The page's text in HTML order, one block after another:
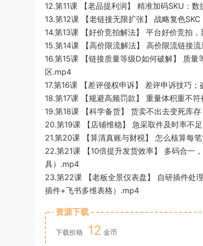
12.第11课 【老品提利润】 精准加码SKU：
13.第12课 【老链接无限扩张】 战略复色
14.第13课 【好价竞拍解法】 平台好价竞拍
15.第14课 【高价限流解法】 高价限流链接
16.第15课 【链接质量等级D如何破解】 质
区.mp4
17.第16课 【差评侵权申诉】 差评申诉技巧
18.第17课 【规避高频罚款】 重量体积重不
19.第18课 【科学备货】 货卖不出去变死库
20.第19课 【店铺维稳】 急采取件及时率不
21.第20课 【算清真账与财税】 怎么核算每
22.第21课 【10倍提升发货效率】 多码合一
具）.mp4
23.第22课 【老板全景仪表盘】 自研插件处
插件+飞书多维表格）.mp4
资源下载
下载价格 12 金币